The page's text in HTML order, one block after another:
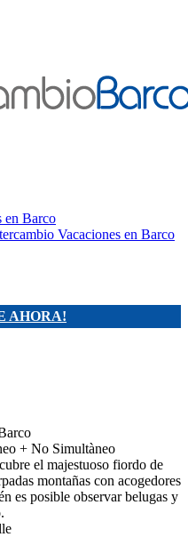
en Barco
Vacaciones en Barco
AHORA!
+ No Simultàneo
el majestuoso fiordo de
montañas con acogedores
es posible observar belugas y